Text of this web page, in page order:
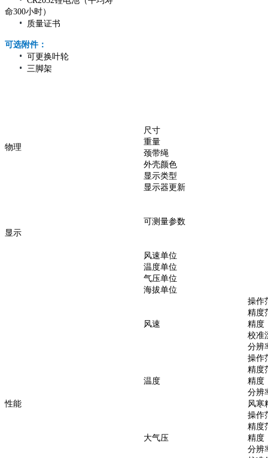
命300小时）
• 质量证书
可选附件：
• 可更换叶轮
• 三脚架
物理
尺寸
重量
颈带绳
外壳颜色
显示
显示类型
显示器更新
可测量参数
风速单位
温度单位
气压单位
海拔单位
性能
风速
操作
精度
精度
校准
分辨
温度
操作
精度
精度
分辨
风寒
大气压
操作
精度
精度
分辨